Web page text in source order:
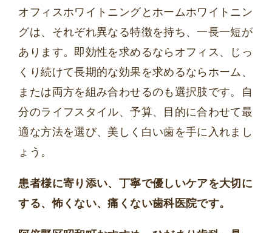
オフィスホワイトニングとホームホワイトニン
グは、それぞれ異なる特徴を持ち、一長一短が
あります。即効性を求めるならオフィス、じっ
くり続けて長期的な効果を求めるならホーム、
または両方を組み合わせるのも選択肢です。自
分のライフスタイル、予算、目的に合わせて最
適な方法を選び、美しく白い歯を手に入れまし
ょう。
患者様に寄り添い、丁寧で優しいケアを大切に
する、怖くない、痛くない歯科医院です。